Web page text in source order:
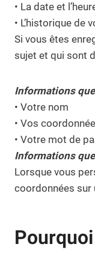
• La date et
• L’historique de
Si vous êtes
sujet et qui sont
Informations
• Votre nom
• Vos
• Votre mot de
Informations
Lorsque vous
coordonnées sur